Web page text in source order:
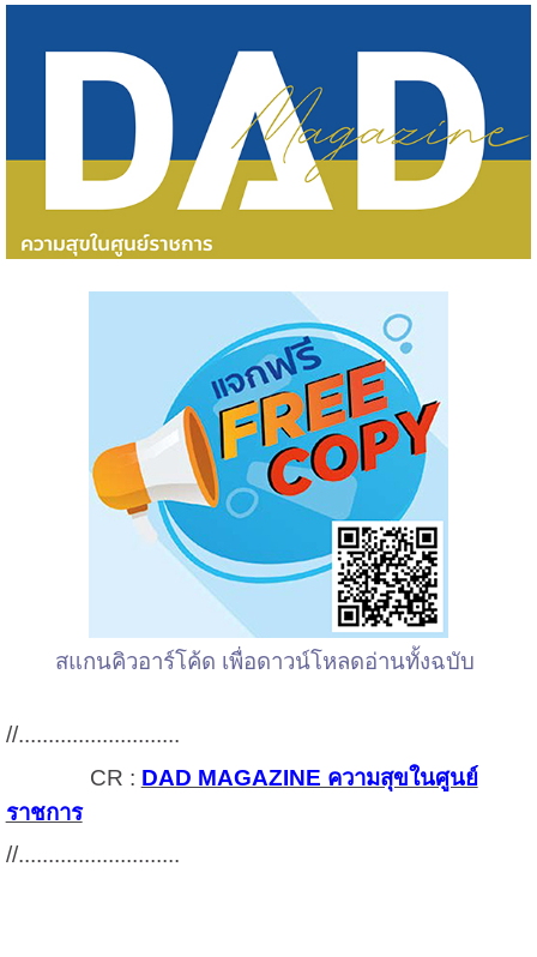
สแกนคิวอาร์โค้ด เพื่อดาวน์โหลดอ่านทั้งฉบับ
//...........................
CR : DAD MAGAZINE ความสุขในศูนย์
ราชการ
//...........................